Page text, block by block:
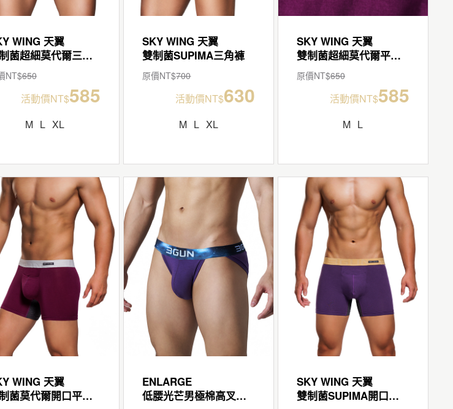
WING 天翼
雙制菌超細莫代爾三角褲
NT$650
活動價NT$585
M L XL
SKY WING 天翼
雙制菌SUPIMA三角褲
原價NT$700
活動價NT$630
M L XL
SKY WING 天翼
雙制菌超細莫代爾平口褲
原價NT$650
活動價NT$585
M L
WING 天翼
雙制菌莫代爾開口平口褲
ENLARGE
低腰光芒男極棉高叉三角褲
SKY WING 天翼
雙制菌SUPIMA開口平口褲